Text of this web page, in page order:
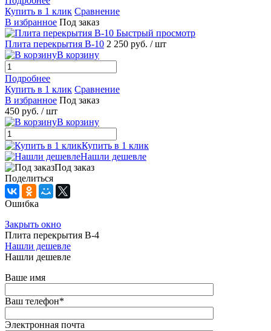
Купить в 1 клик Сравнение
В избранное Под заказ
Быстрый просмотр
Плита перекрытия В-10 2 250 руб. / шт
В корзину
Подробнее
Купить в 1 клик Сравнение
В избранное Под заказ
450 руб. / шт
В корзину
Купить в 1 клик
Нашли дешевле
Под заказ
Поделиться
Ошибка
Закрыть окно
Плита перекрытия В-4
Нашли дешевле
Нашли дешевле
Ваше имя
Ваш телефон*
Электронная почта